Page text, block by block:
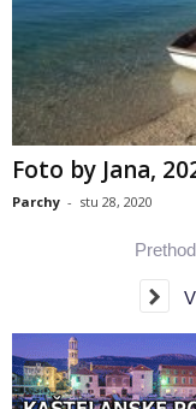
Foto by Jana,
Parchy - stu 28, 2020